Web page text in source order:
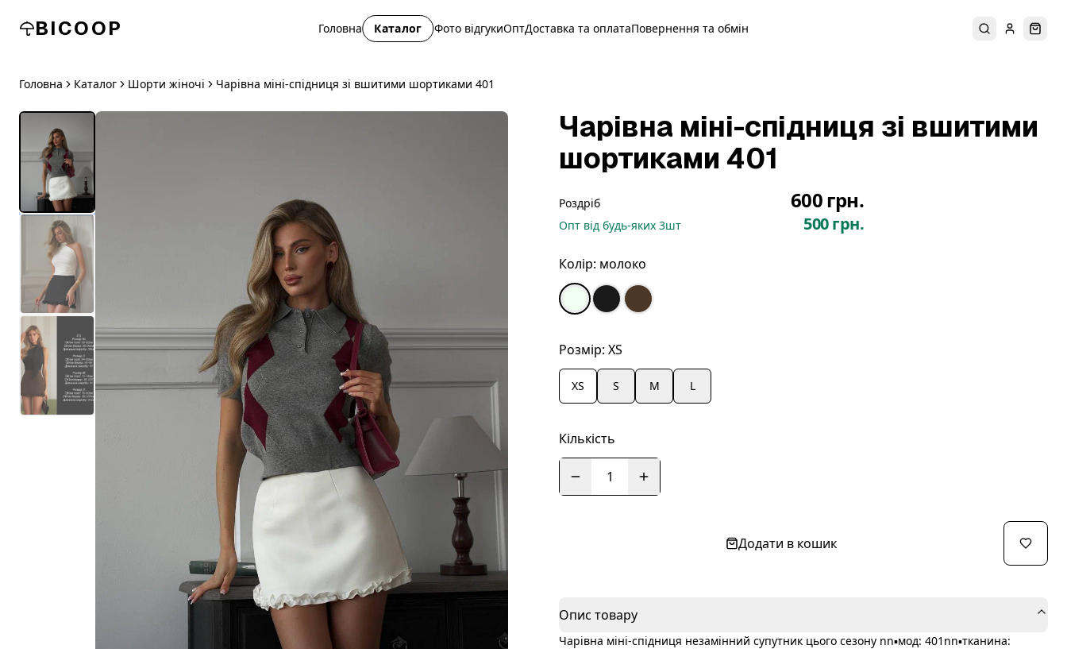
BICOOP Головна Каталог Фото відгукиОптДоставка та оплатаПовернення та обмін ПошукУвійти
Головна Каталог Шорти жіночі Чарівна міні-спідниця зі вшитими шортиками 401
Чарівна міні-спідниця зі вшитими
шортиками 401
Роздріб 600 грн.
Опт від будь-яких 3шт 500 грн.
Колір: молоко
Розмір: XS
XS S M L
Кількість
1
Додати в кошик
Опис товару
Чарівна міні-спідниця незамінний супутник цього сезону nn▪️мод: 401nn▪️тканина: